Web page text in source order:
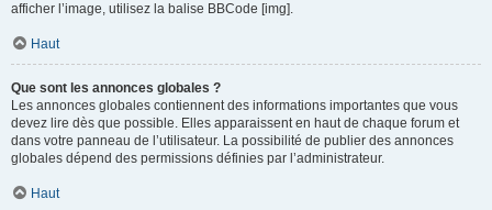
afficher l’image, utilisez la balise BBCode [img].
Haut
Que sont les annonces globales ?
Les annonces globales contiennent des informations importantes que vous
devez lire dès que possible. Elles apparaissent en haut de chaque forum et
dans votre panneau de l’utilisateur. La possibilité de publier des annonces
globales dépend des permissions définies par l’administrateur.
Haut